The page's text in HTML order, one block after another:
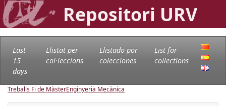
Repositori URV
Last
15
days
Llistat per
col·leccions
Llistado por
colecciones
List for
collections
Treballs Fi de MàsterEnginyeria Mecànica